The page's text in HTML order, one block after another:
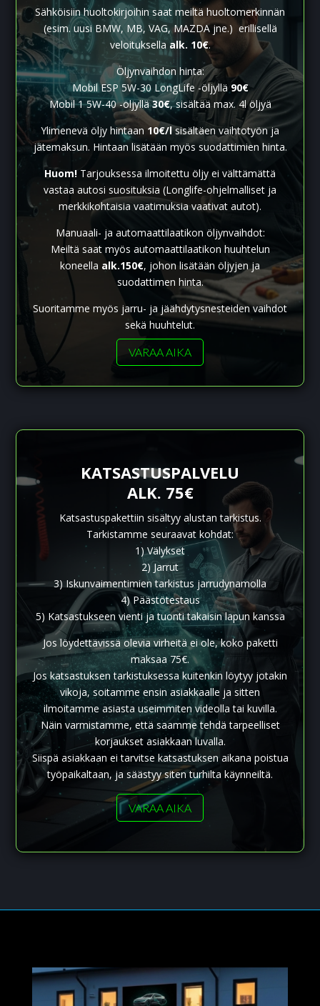
Sähköisiin huoltokirjoihin saat meiltä huoltomerkinnän
(esim. uusi BMW, MB, VAG, MAZDA jne.) erillisellä
veloituksella alk. 10€.
Öljynvaihdon hinta:
Mobil ESP 5W-30 LongLife -öljyllä90€
Mobil 1 5W-40 -öljyllä30€, sisältää max. 4l öljyä
Ylimenevä öljy hintaan 10€/lsisältäen vaihtotyön ja
jätemaksun. Hintaan lisätään myös suodattimien hinta.
Huom! Tarjouksessa ilmoitettu öljy ei välttämättä
vastaa autosi suosituksia (Longlife-ohjelmalliset ja
merkkikohtaisia vaatimuksia vaativat autot).
Manuaali- ja automaattilaatikon öljynvaihdot:
Meiltä saat myös automaattilaatikon huuhtelun
koneella alk.150€, johon lisätään öljyjen ja
suodattimen hinta.
Suoritamme myös jarru- ja jäähdytysnesteiden vaihdot
sekä huuhtelut.
VARAA AIKA
KATSASTUSPALVELU
ALK. 75€
Katsastuspakettiin sisältyy alustan tarkistus.
Tarkistamme seuraavat kohdat:
1) Välykset
2) Jarrut
3) Iskunvaimentimien tarkistus jarrudynamolla
4) Päästötestaus
5) Katsastukseen vienti ja tuonti takaisin lapun kanssa
Jos löydettävissä olevia virheitä ei ole, koko paketti
maksaa 75€.
Jos katsastuksen tarkistuksessa kuitenkin löytyy jotakin
vikoja, soitamme ensin asiakkaalle ja sitten
ilmoitamme asiasta useimmiten videolla tai kuvilla.
Näin varmistamme, että saamme tehdä tarpeelliset
korjaukset asiakkaan luvalla.
Siispä asiakkaan ei tarvitse katsastuksen aikana poistua
työpaikaltaan, ja säästyy siten turhilta käynneiltä.
VARAA AIKA